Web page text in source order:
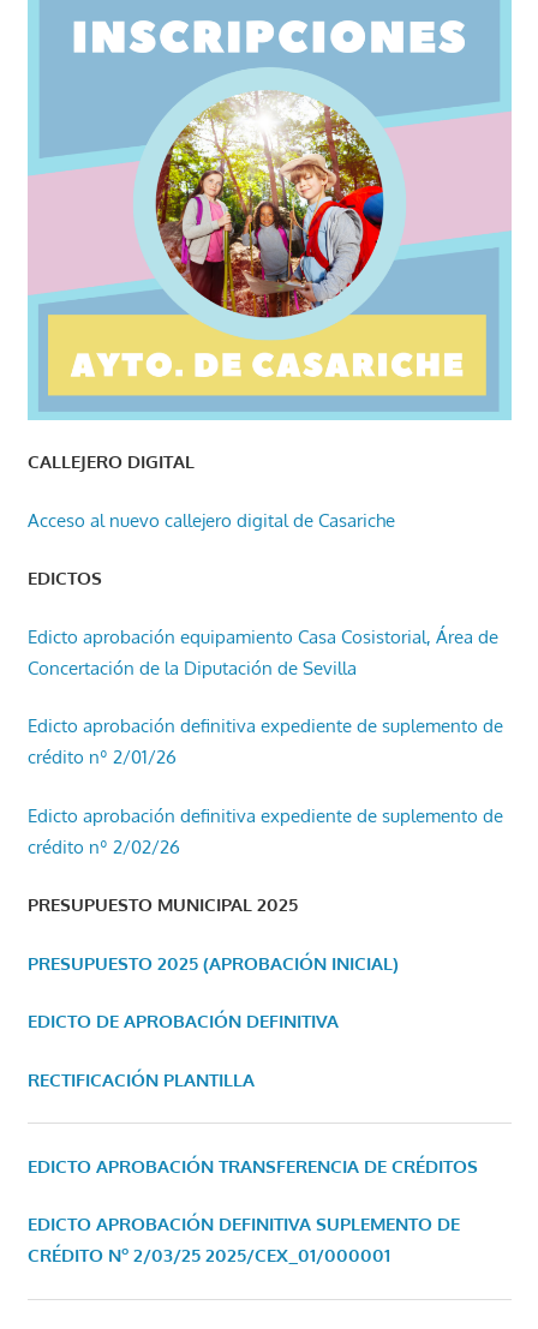
CALLEJERO DIGITAL
Acceso al nuevo callejero digital de Casariche
EDICTOS
Edicto aprobación equipamiento Casa Cosistorial, Área de
Concertación de la Diputación de Sevilla
Edicto aprobación definitiva expediente de suplemento de
crédito nº 2/01/26
Edicto aprobación definitiva expediente de suplemento de
crédito nº 2/02/26
PRESUPUESTO MUNICIPAL 2025
PRESUPUESTO 2025 (APROBACIÓN INICIAL)
EDICTO DE APROBACIÓN DEFINITIVA
RECTIFICACIÓN PLANTILLA
EDICTO APROBACIÓN TRANSFERENCIA DE CRÉDITOS
EDICTO APROBACIÓN DEFINITIVA SUPLEMENTO DE
CRÉDITO Nº 2/03/25 2025/CEX_01/000001